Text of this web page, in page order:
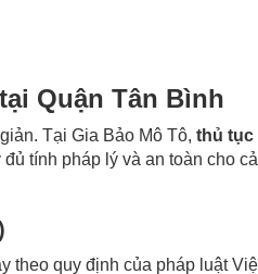
Quận Tân Bình
Tại Gia Bảo Mô Tô, thủ tục
tính pháp lý và an toàn cho
theo quy định của pháp luật